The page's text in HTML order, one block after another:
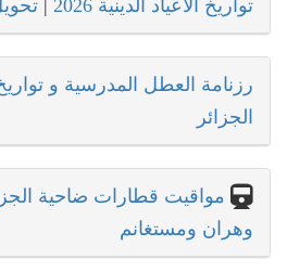
تواريخ الاعياد الدينية 2026 |
رزنامة العطل المدرسية و
الجزائر
مواقيت قطارات ضاحية
وهران ومستغانم